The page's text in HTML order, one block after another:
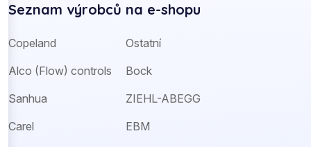
Seznam výrobců na e-shopu
Copeland
Alco (Flow) controls
Sanhua
Carel
Ostatní
Bock
ZIEHL-ABEGG
EBM